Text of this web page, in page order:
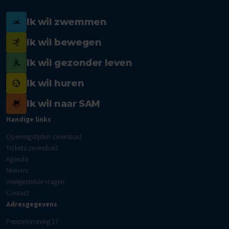
Ik wil zwemmen
Ik wil bewegen
Ik wil gezonder leven
Ik wil huren
Ik wil naar SAM
Handige links
Openingstijden zwembad
Tickets zwembad
Agenda
Nieuws
Veelgestelde vragen
Contact
Adresgegevens
Peppelensteeg 17